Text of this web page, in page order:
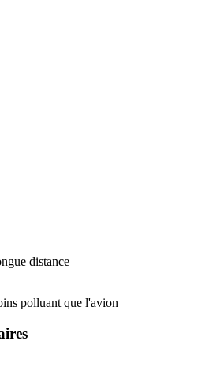
distance
polluant que l'avion